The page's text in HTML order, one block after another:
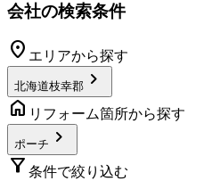
会社の検索条件
location_on エリアから探す
北海道枝幸郡 chevron_right
home リフォーム箇所から探す
ポーチ chevron_right
filter_alt 条件で絞り込む